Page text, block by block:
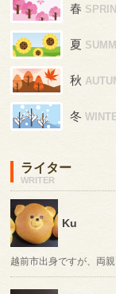
春
夏
秋
冬
ライター
WRITER
Ku
越前市出身ですが、両